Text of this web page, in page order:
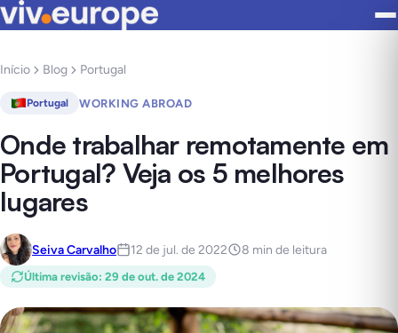
Início Blog Portugal
Portugal WORKING ABROAD
Onde trabalhar remotamente em
Portugal? Veja os 5 melhores
lugares
Seiva Carvalho 12 de jul. de 2022 8 min de leitura
Última revisão: 29 de out. de 2024